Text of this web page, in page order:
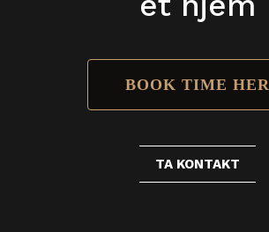
BOOK TIME HER
TA KONTAKT